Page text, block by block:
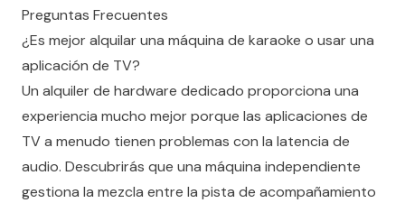
Preguntas Frecuentes
¿Es mejor alquilar una máquina de karaoke o usar una
aplicación de TV?
Un alquiler de hardware dedicado proporciona una
experiencia mucho mejor porque las aplicaciones de
TV a menudo tienen problemas con la latencia de
audio. Descubrirás que una máquina independiente
gestiona la mezcla entre la pista de acompañamiento